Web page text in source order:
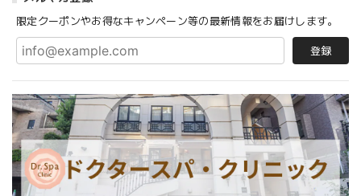
限定クーポンやお得なキャンペーン等の最新情報をお届けします。
登録